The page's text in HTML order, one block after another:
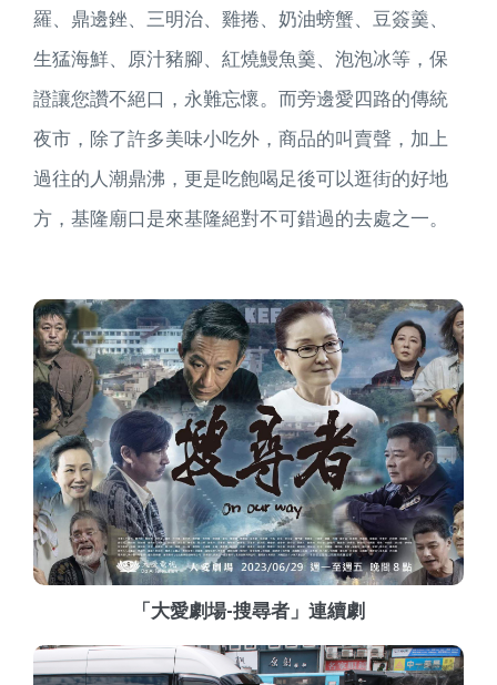
羅、鼎邊銼、三明治、雞捲、奶油螃蟹、豆簽羹、
生猛海鮮、原汁豬腳、紅燒鰻魚羹、泡泡冰等，保
證讓您讚不絕口，永難忘懷。而旁邊愛四路的傳統
夜市，除了許多美味小吃外，商品的叫賣聲，加上
過往的人潮鼎沸，更是吃飽喝足後可以逛街的好地
方，基隆廟口是來基隆絕對不可錯過的去處之一。
「大愛劇場-搜尋者」連續劇